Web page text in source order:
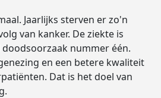
Jaarlijks sterven er zo'n
van kanker. De ziekte is
nummer één.
en een betere kwaliteit
Dat is het doel van